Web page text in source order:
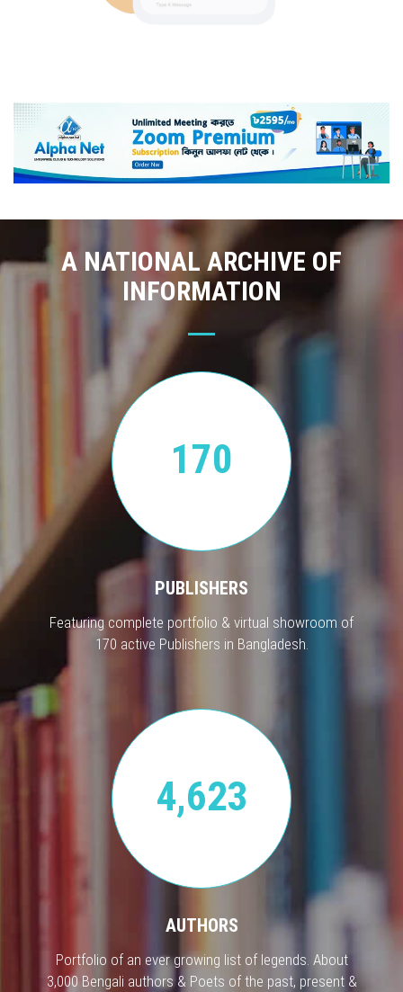
A NATIONAL ARCHIVE OF
INFORMATION
170
PUBLISHERS
Featuring complete portfolio & virtual showroom of
170 active Publishers in Bangladesh.
4,623
AUTHORS
Portfolio of an ever growing list of legends. About
3,000 Bengali authors & Poets of the past, present &